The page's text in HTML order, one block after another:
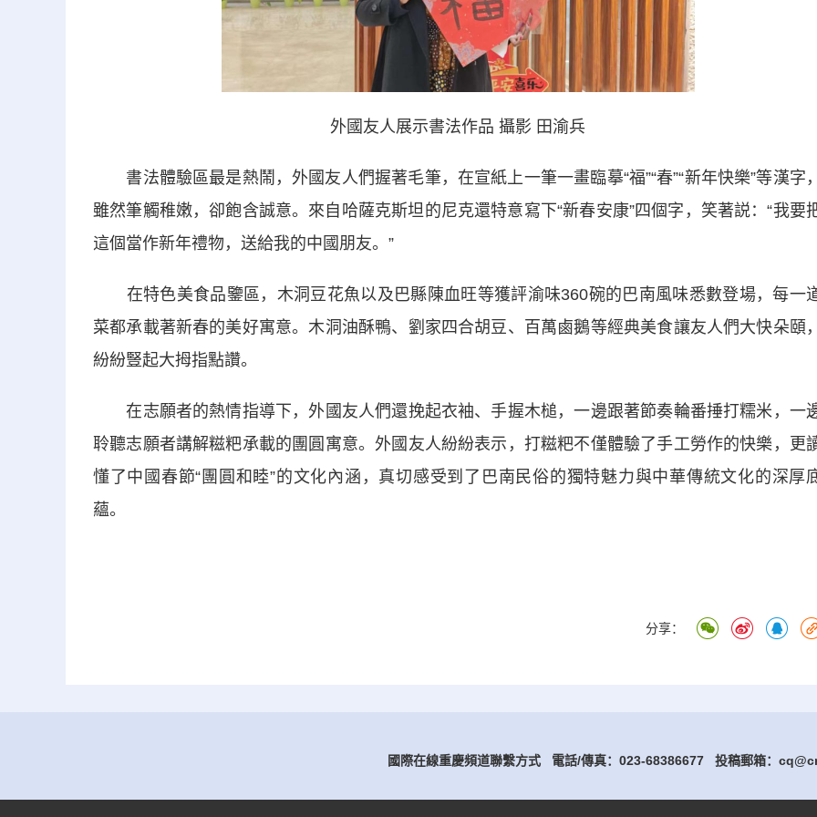
外國友人展示書法作品 攝影 田渝兵
書法體驗區最是熱鬧，外國友人們握著毛筆，在宣紙上一筆一畫臨摹“福”“春”“新年快樂”等漢字，
雖然筆觸稚嫩，卻飽含誠意。來自哈薩克斯坦的尼克還特意寫下“新春安康”四個字，笑著説：“我要
這個當作新年禮物，送給我的中國朋友。”
在特色美食品鑒區，木洞豆花魚以及巴縣陳血旺等獲評渝味360碗的巴南風味悉數登場，每一
菜都承載著新春的美好寓意。木洞油酥鴨、劉家四合胡豆、百萬鹵鵝等經典美食讓友人們大快朵頤，
紛紛豎起大拇指點讚。
在志願者的熱情指導下，外國友人們還挽起衣袖、手握木槌，一邊跟著節奏輪番捶打糯米，一
聆聽志願者講解糍粑承載的團圓寓意。外國友人紛紛表示，打糍粑不僅體驗了手工勞作的快樂，更
懂了中國春節“團圓和睦”的文化內涵，真切感受到了巴南民俗的獨特魅力與中華傳統文化的深厚
蘊。
分享：
國際在線重慶頻道聯繫方式 電話/傳真：023-68386677 投稿郵箱：